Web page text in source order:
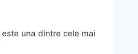
este una dintre cele mai